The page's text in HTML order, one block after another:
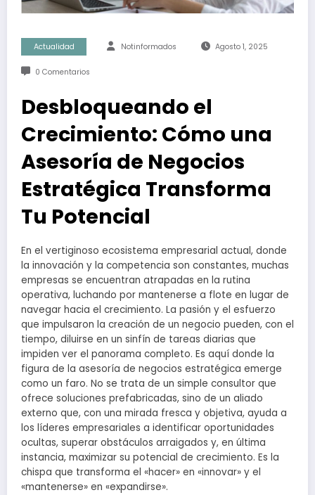
Actualidad Notinformados Agosto 1, 2025
0 Comentarios
Desbloqueando el
Crecimiento: Cómo una
Asesoría de Negocios
Estratégica Transforma
Tu Potencial
En el vertiginoso ecosistema empresarial actual, donde
la innovación y la competencia son constantes, muchas
empresas se encuentran atrapadas en la rutina
operativa, luchando por mantenerse a flote en lugar de
navegar hacia el crecimiento. La pasión y el esfuerzo
que impulsaron la creación de un negocio pueden, con el
tiempo, diluirse en un sinfín de tareas diarias que
impiden ver el panorama completo. Es aquí donde la
figura de la asesoría de negocios estratégica emerge
como un faro. No se trata de un simple consultor que
ofrece soluciones prefabricadas, sino de un aliado
externo que, con una mirada fresca y objetiva, ayuda a
los líderes empresariales a identificar oportunidades
ocultas, superar obstáculos arraigados y, en última
instancia, maximizar su potencial de crecimiento. Es la
chispa que transforma el «hacer» en «innovar» y el
«mantenerse» en «expandirse».